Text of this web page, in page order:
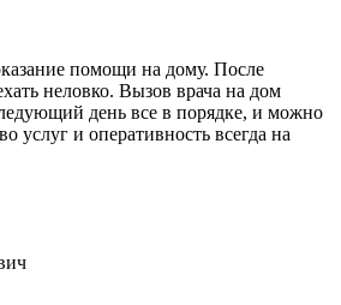
помощи на дому. После
неловко. Вызов врача на дом
день все в порядке, и можно
услуг и оперативность всегда на